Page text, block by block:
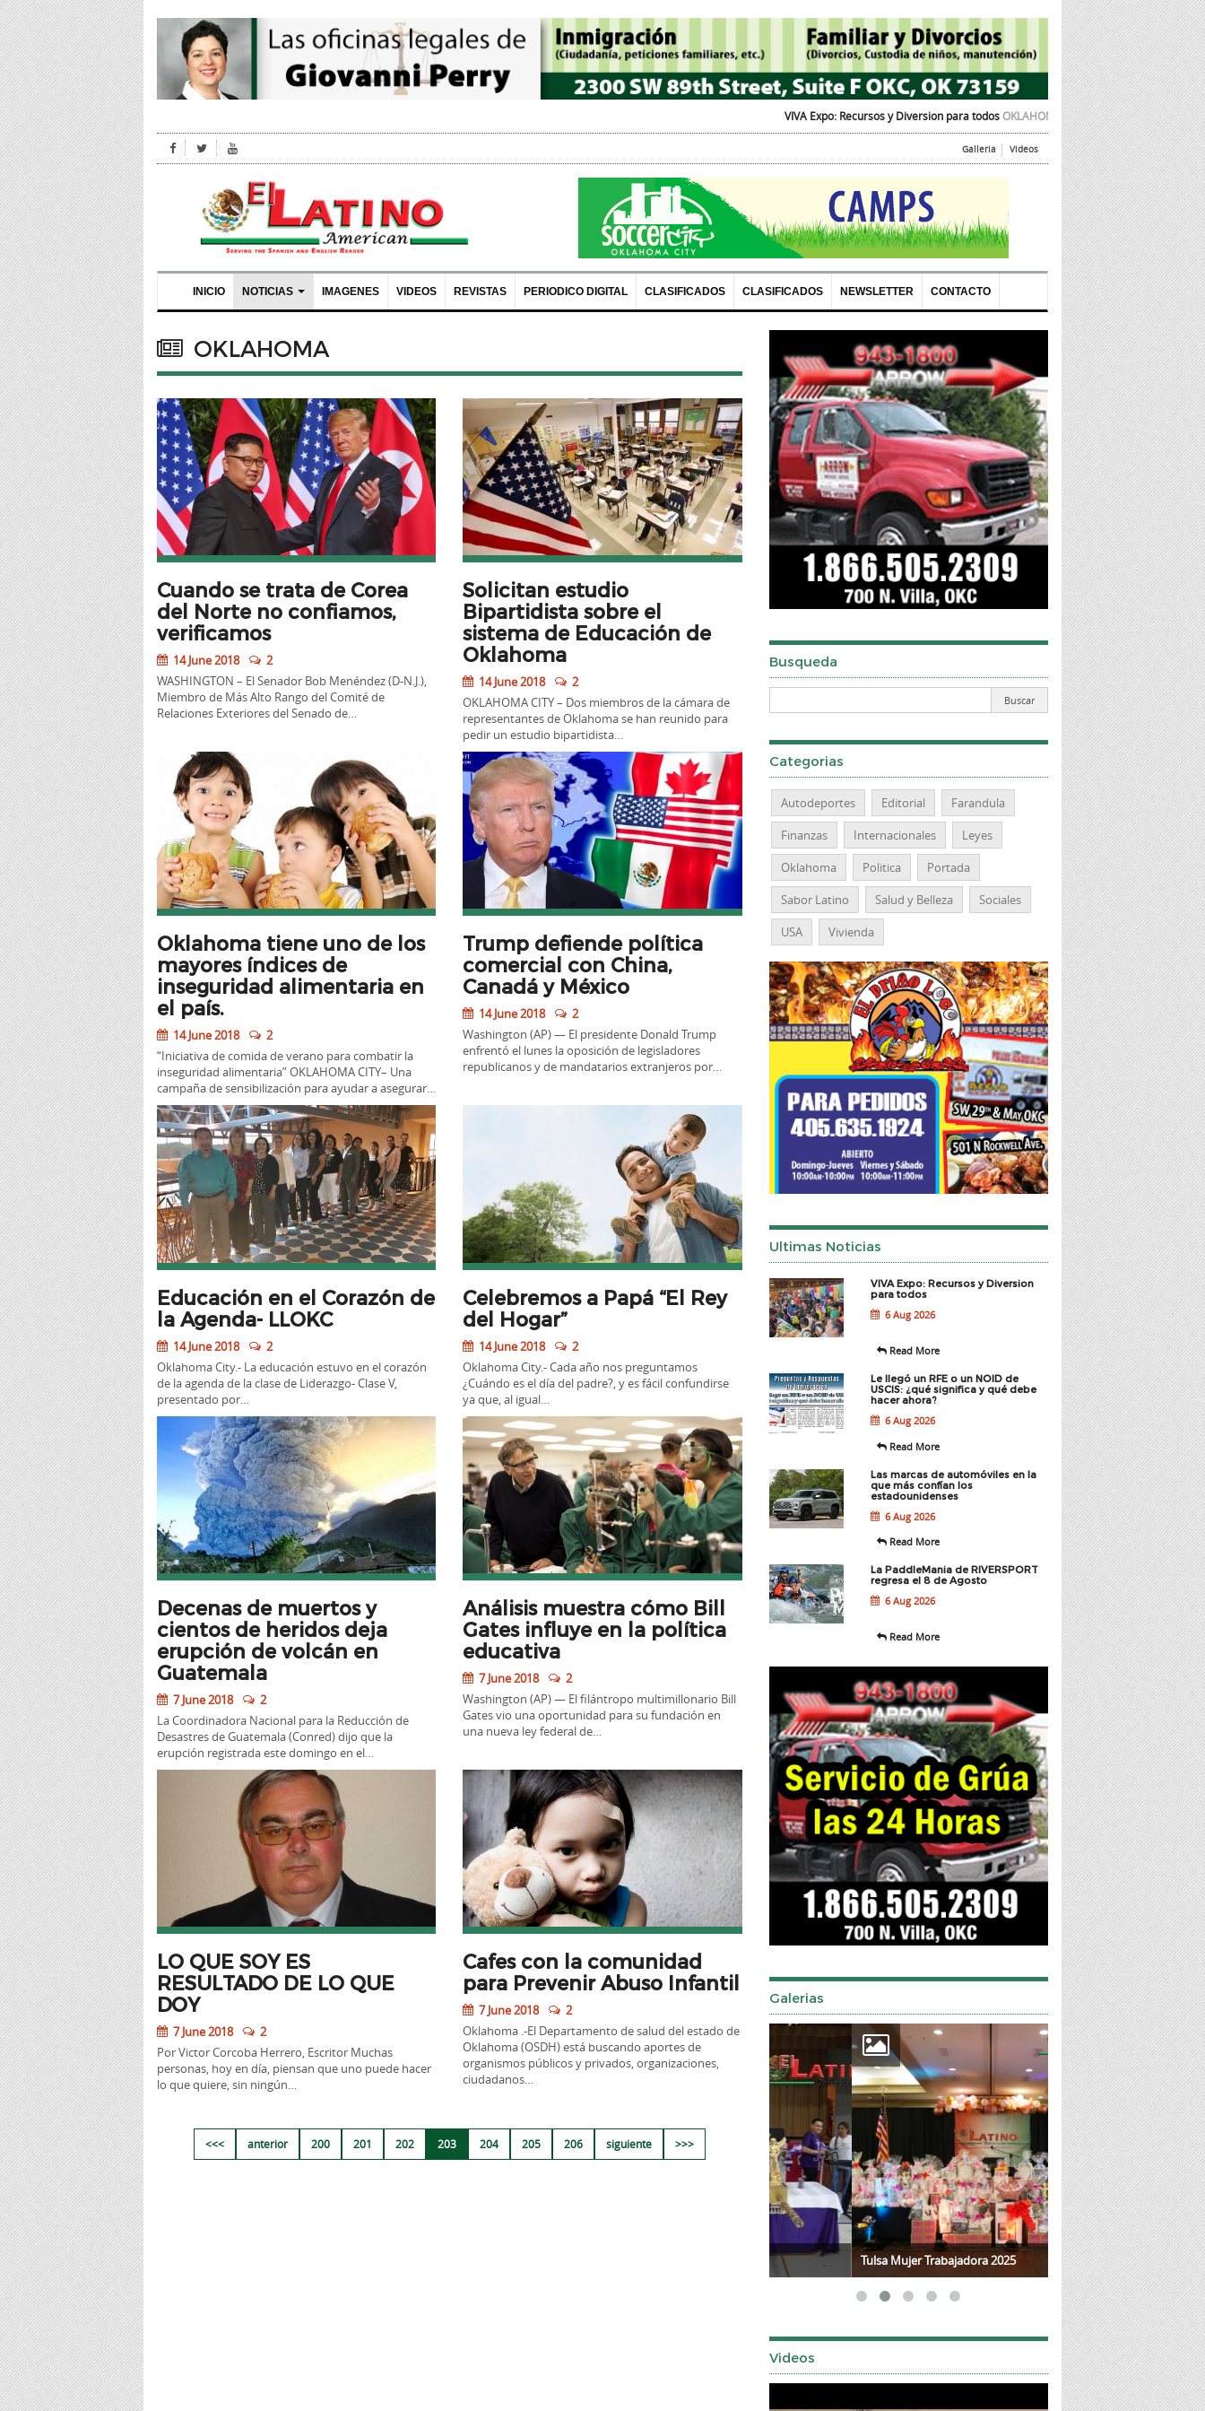
VIVA Expo: Recursos y Diversion para todosOKLAHOMA CITY, OK – La Cámara de Comercio Hispana
Galleria Videos
INICIO NOTICIAS IMAGENES VIDEOS REVISTAS PERIODICO DIGITAL CLASIFICADOS CLASIFICADOS NEWSLETTER CONTACTO
OKLAHOMA
Cuando se trata de Corea
del Norte no confiamos,
verificamos
14 June 2018
2
WASHINGTON – El Senador Bob Menéndez (D-N.J.),
Miembro de Más Alto Rango del Comité de
Relaciones Exteriores del Senado de…
Solicitan estudio
Bipartidista sobre el
sistema de Educación de
Oklahoma
14 June 2018
2
OKLAHOMA CITY – Dos miembros de la cámara de
representantes de Oklahoma se han reunido para
pedir un estudio bipartidista…
Oklahoma tiene uno de los
mayores índices de
inseguridad alimentaria en
el país.
14 June 2018
2
“Iniciativa de comida de verano para combatir la
inseguridad alimentaria” OKLAHOMA CITY– Una
campaña de sensibilización para ayudar a asegurar…
Trump defiende política
comercial con China,
Canadá y México
14 June 2018
2
Washington (AP) — El presidente Donald Trump
enfrentó el lunes la oposición de legisladores
republicanos y de mandatarios extranjeros por…
Educación en el Corazón de
la Agenda- LLOKC
14 June 2018
2
Oklahoma City.- La educación estuvo en el corazón
de la agenda de la clase de Liderazgo- Clase V,
presentado por…
Celebremos a Papá “El Rey
del Hogar”
14 June 2018
2
Oklahoma City.- Cada año nos preguntamos
¿Cuándo es el día del padre?, y es fácil confundirse
ya que, al igual…
Decenas de muertos y
cientos de heridos deja
erupción de volcán en
Guatemala
7 June 2018
2
La Coordinadora Nacional para la Reducción de
Desastres de Guatemala (Conred) dijo que la
erupción registrada este domingo en el…
Análisis muestra cómo Bill
Gates influye en la política
educativa
7 June 2018
2
Washington (AP) — El filántropo multimillonario Bill
Gates vio una oportunidad para su fundación en
una nueva ley federal de…
LO QUE SOY ES
RESULTADO DE LO QUE
DOY
7 June 2018
2
Por Victor Corcoba Herrero, Escritor Muchas
personas, hoy en día, piensan que uno puede hacer
lo que quiere, sin ningún…
Cafes con la comunidad
para Prevenir Abuso Infantil
7 June 2018
2
Oklahoma .-El Departamento de salud del estado de
Oklahoma (OSDH) está buscando aportes de
organismos públicos y privados, organizaciones,
ciudadanos…
<<< anterior 200 201 202 203 204 205 206 siguiente >>>
Busqueda
Categorias
Autodeportes Editorial
Farandula
Finanzas
Internacionales
Leyes
Oklahoma
Politica
Portada
Sabor Latino
Salud y Belleza
Sociales
USA
Vivienda
Ultimas Noticias
VIVA Expo: Recursos y Diversion
para todos
6 Aug 2026
Read More
Le llegó un RFE o un NOID de
USCIS: ¿qué significa y qué debe
hacer ahora?
6 Aug 2026
Read More
Las marcas de automóviles en la
que más confían los
estadounidenses
6 Aug 2026
Read More
La PaddleMania de RIVERSPORT
regresa el 8 de Agosto
6 Aug 2026
Read More
Galerias
Tulsa Mujer Trabajadora 2025 Mother's Day 2025
Videos